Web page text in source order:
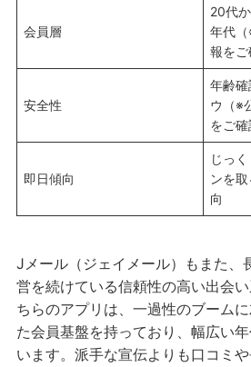
会員層
20代
年代
報をご
安全性
年齢
ウ（※
をご確
即日傾向
じっ
ンを
向
Jメール（ジェイメール）もまた、
営を続けている信頼性の高い出会
ちらのアプリは、一過性のブーム
た会員基盤を持っており、幅広い
います。派手な宣伝よりも口コミ